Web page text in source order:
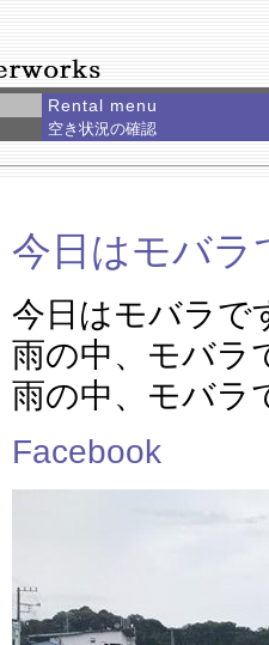
Rental menu
空き状況の確認
今日はモバラ
今日はモバラで
雨の中、モバラ
雨の中、モバラ
Facebook